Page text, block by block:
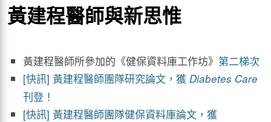
黃建程醫師與新思惟
黃建程醫師所參加的《健保資料庫工作坊》 第二梯次
[快訊] 黃建程醫師團隊研究論文，獲 Diabetes Care
刊登！
[快訊] 黃建程醫師團隊健保資料庫論文，獲